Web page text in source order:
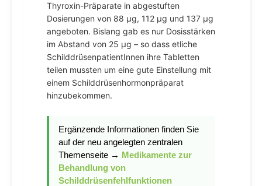
Thyroxin-Präparate in abgestuften
Dosierungen von 88 µg, 112 µg und 137 µg
angeboten. Bislang gab es nur Dosisstärken
im Abstand von 25 µg – so dass etliche
SchilddrüsenpatientInnen ihre Tabletten
teilen mussten um eine gute Einstellung mit
einem Schilddrüsenhormonpräparat
hinzubekommen.
Ergänzende Informationen finden Sie
auf der neu angelegten zentralen
Themenseite → Medikamente zur
Behandlung von
Schilddrüsenfehlfunktionen